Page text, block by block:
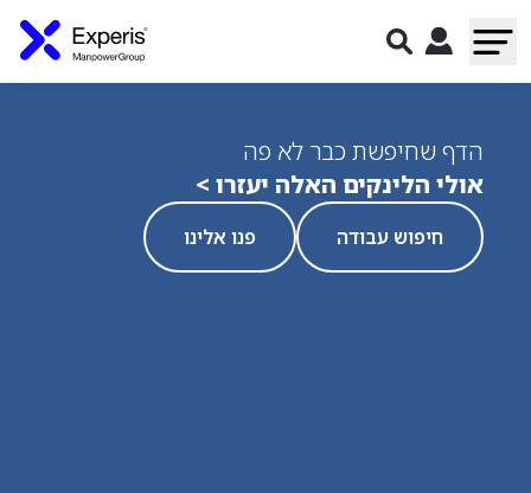
הדף שחיפשת כבר לא פה
אולי הלינקים האלה יעזרו >
חיפוש עבודה פנו אלינו